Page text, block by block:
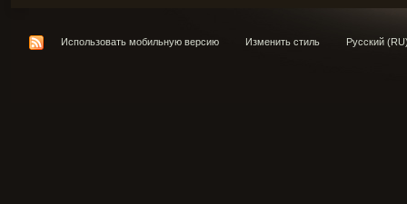
Использовать мобильную версию Изменить стиль Русский